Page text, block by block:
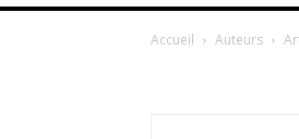
Accueil Auteurs